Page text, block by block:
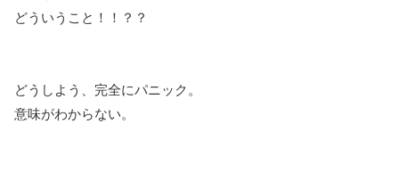
どういうこと！！？？
どうしよう、完全にパニック。
意味がわからない。